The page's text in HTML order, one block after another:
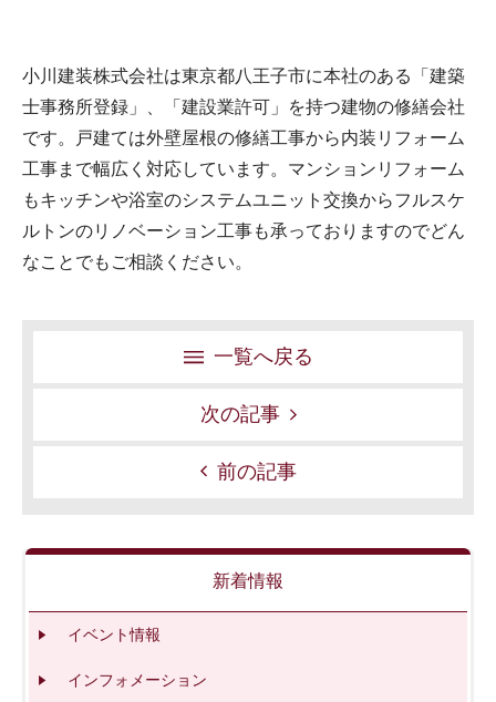
小川建装株式会社は東京都八王子市に本社のある「建築
士事務所登録」、「建設業許可」を持つ建物の修繕会社
です。戸建ては外壁屋根の修繕工事から内装リフォーム
工事まで幅広く対応しています。マンションリフォーム
もキッチンや浴室のシステムユニット交換からフルスケ
ルトンのリノベーション工事も承っておりますのでどん
なことでもご相談ください。
一覧へ戻る
次の記事
前の記事
新着情報
イベント情報
インフォメーション